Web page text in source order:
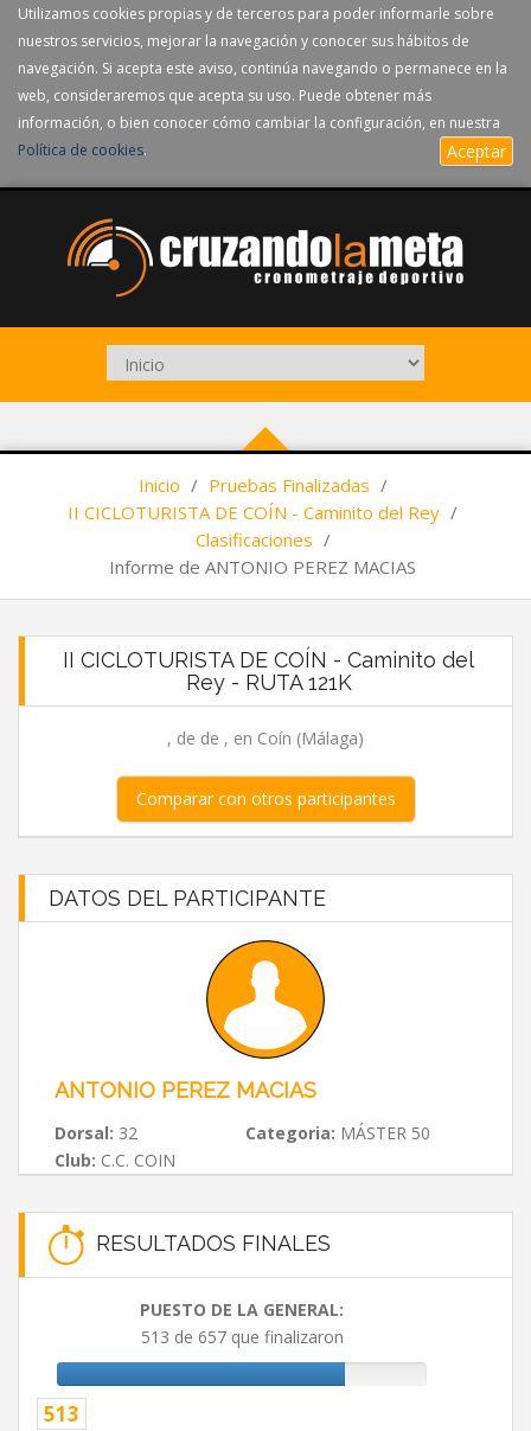
Utilizamos cookies propias y de terceros para poder informarle sobre
nuestros servicios, mejorar la navegación y conocer sus hábitos de
navegación. Si acepta este aviso, continúa navegando o permanece en la
web, consideraremos que acepta su uso. Puede obtener más
información, o bien conocer cómo cambiar la configuración, en nuestra
Política de cookies. Aceptar
Inicio / Pruebas Finalizadas /
II CICLOTURISTA DE COÍN - Caminito del Rey /
Clasificaciones /
Informe de ANTONIO PEREZ MACIAS
II CICLOTURISTA DE COÍN - Caminito del
Rey - RUTA 121K
, de de , en Coín (Málaga)
Comparar con otros participantes
DATOS DEL PARTICIPANTE
ANTONIO PEREZ MACIAS
Dorsal: 32 Categoria: MÁSTER 50
Club: C.C. COIN
RESULTADOS FINALES
PUESTO DE LA GENERAL:
513 de 657 que finalizaron
513